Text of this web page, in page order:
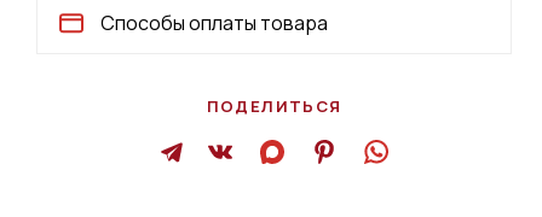
Способы оплаты товара
ПОДЕЛИТЬСЯ